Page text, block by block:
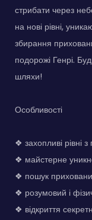
стрибати через
на нові рівні,
збирання
подорожі Генрі.
шляхи!
Особливості
❖ захопливі рівні
❖ майстерне
❖ пошук
❖ розумовий і
❖ відкриття